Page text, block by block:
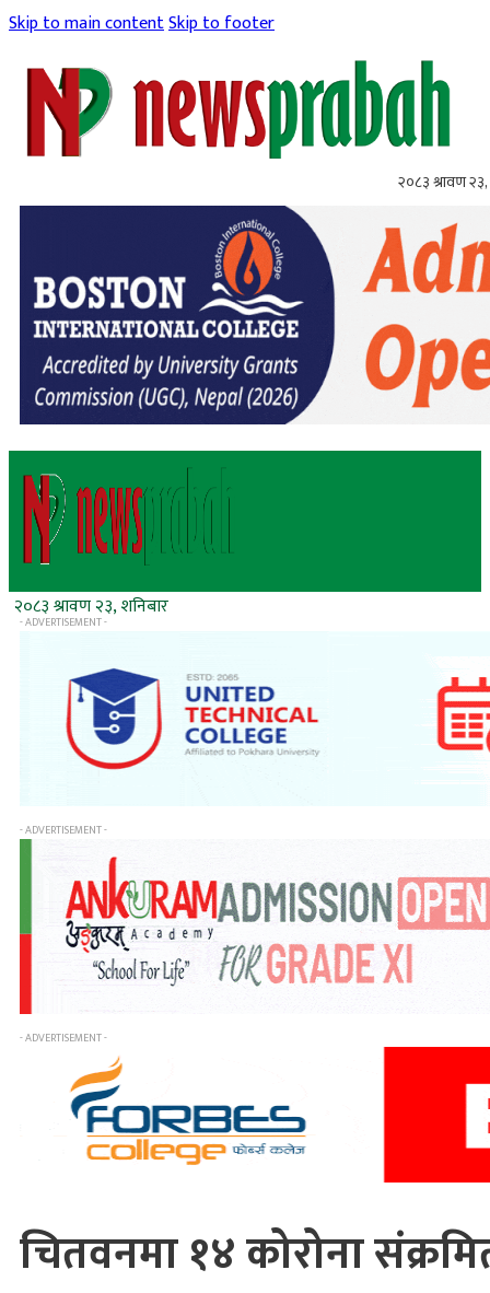
Skip to main contentSkip to footer
२०८३ श्रावण २३,
२०८३ श्रावण २३, शनिबार
- ADVERTISEMENT -
- ADVERTISEMENT -
- ADVERTISEMENT -
चितवनमा १४ कोरोना